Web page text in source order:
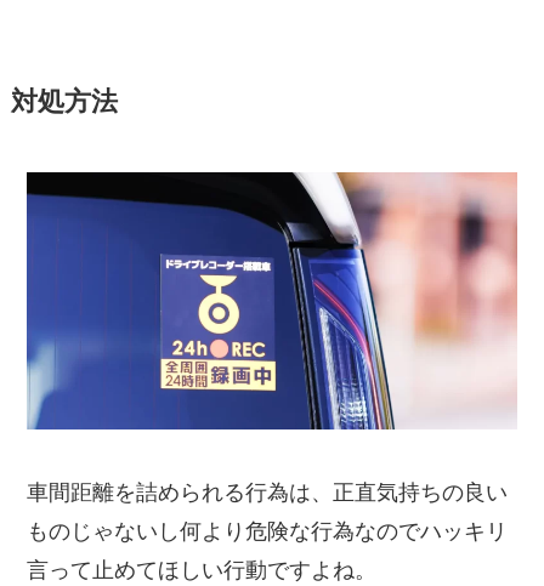
対処方法
車間距離を詰められる行為は、正直気持ちの良い
ものじゃないし何より危険な行為なのでハッキリ
言って止めてほしい行動ですよね。